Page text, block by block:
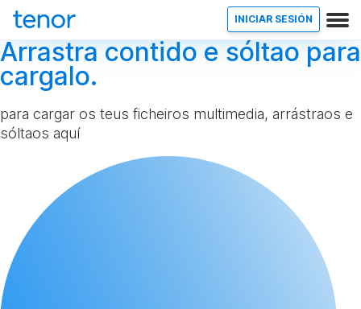
INICIAR SESIÓN
Arrastra contido e sóltao para
cargalo.
para cargar os teus ficheiros multimedia, arrástraos e
sóltaos aquí